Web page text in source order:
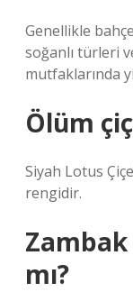
Genellikle
soğanlı türleri
mutfaklarında
Ölüm
Siyah Lotus
rengidir.
mı?